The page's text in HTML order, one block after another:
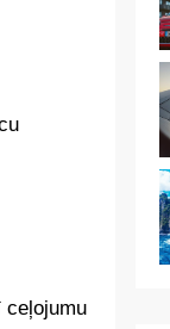
ceļojumu